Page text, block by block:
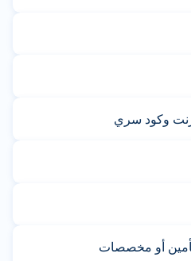
وكود سري
أو مخصصات